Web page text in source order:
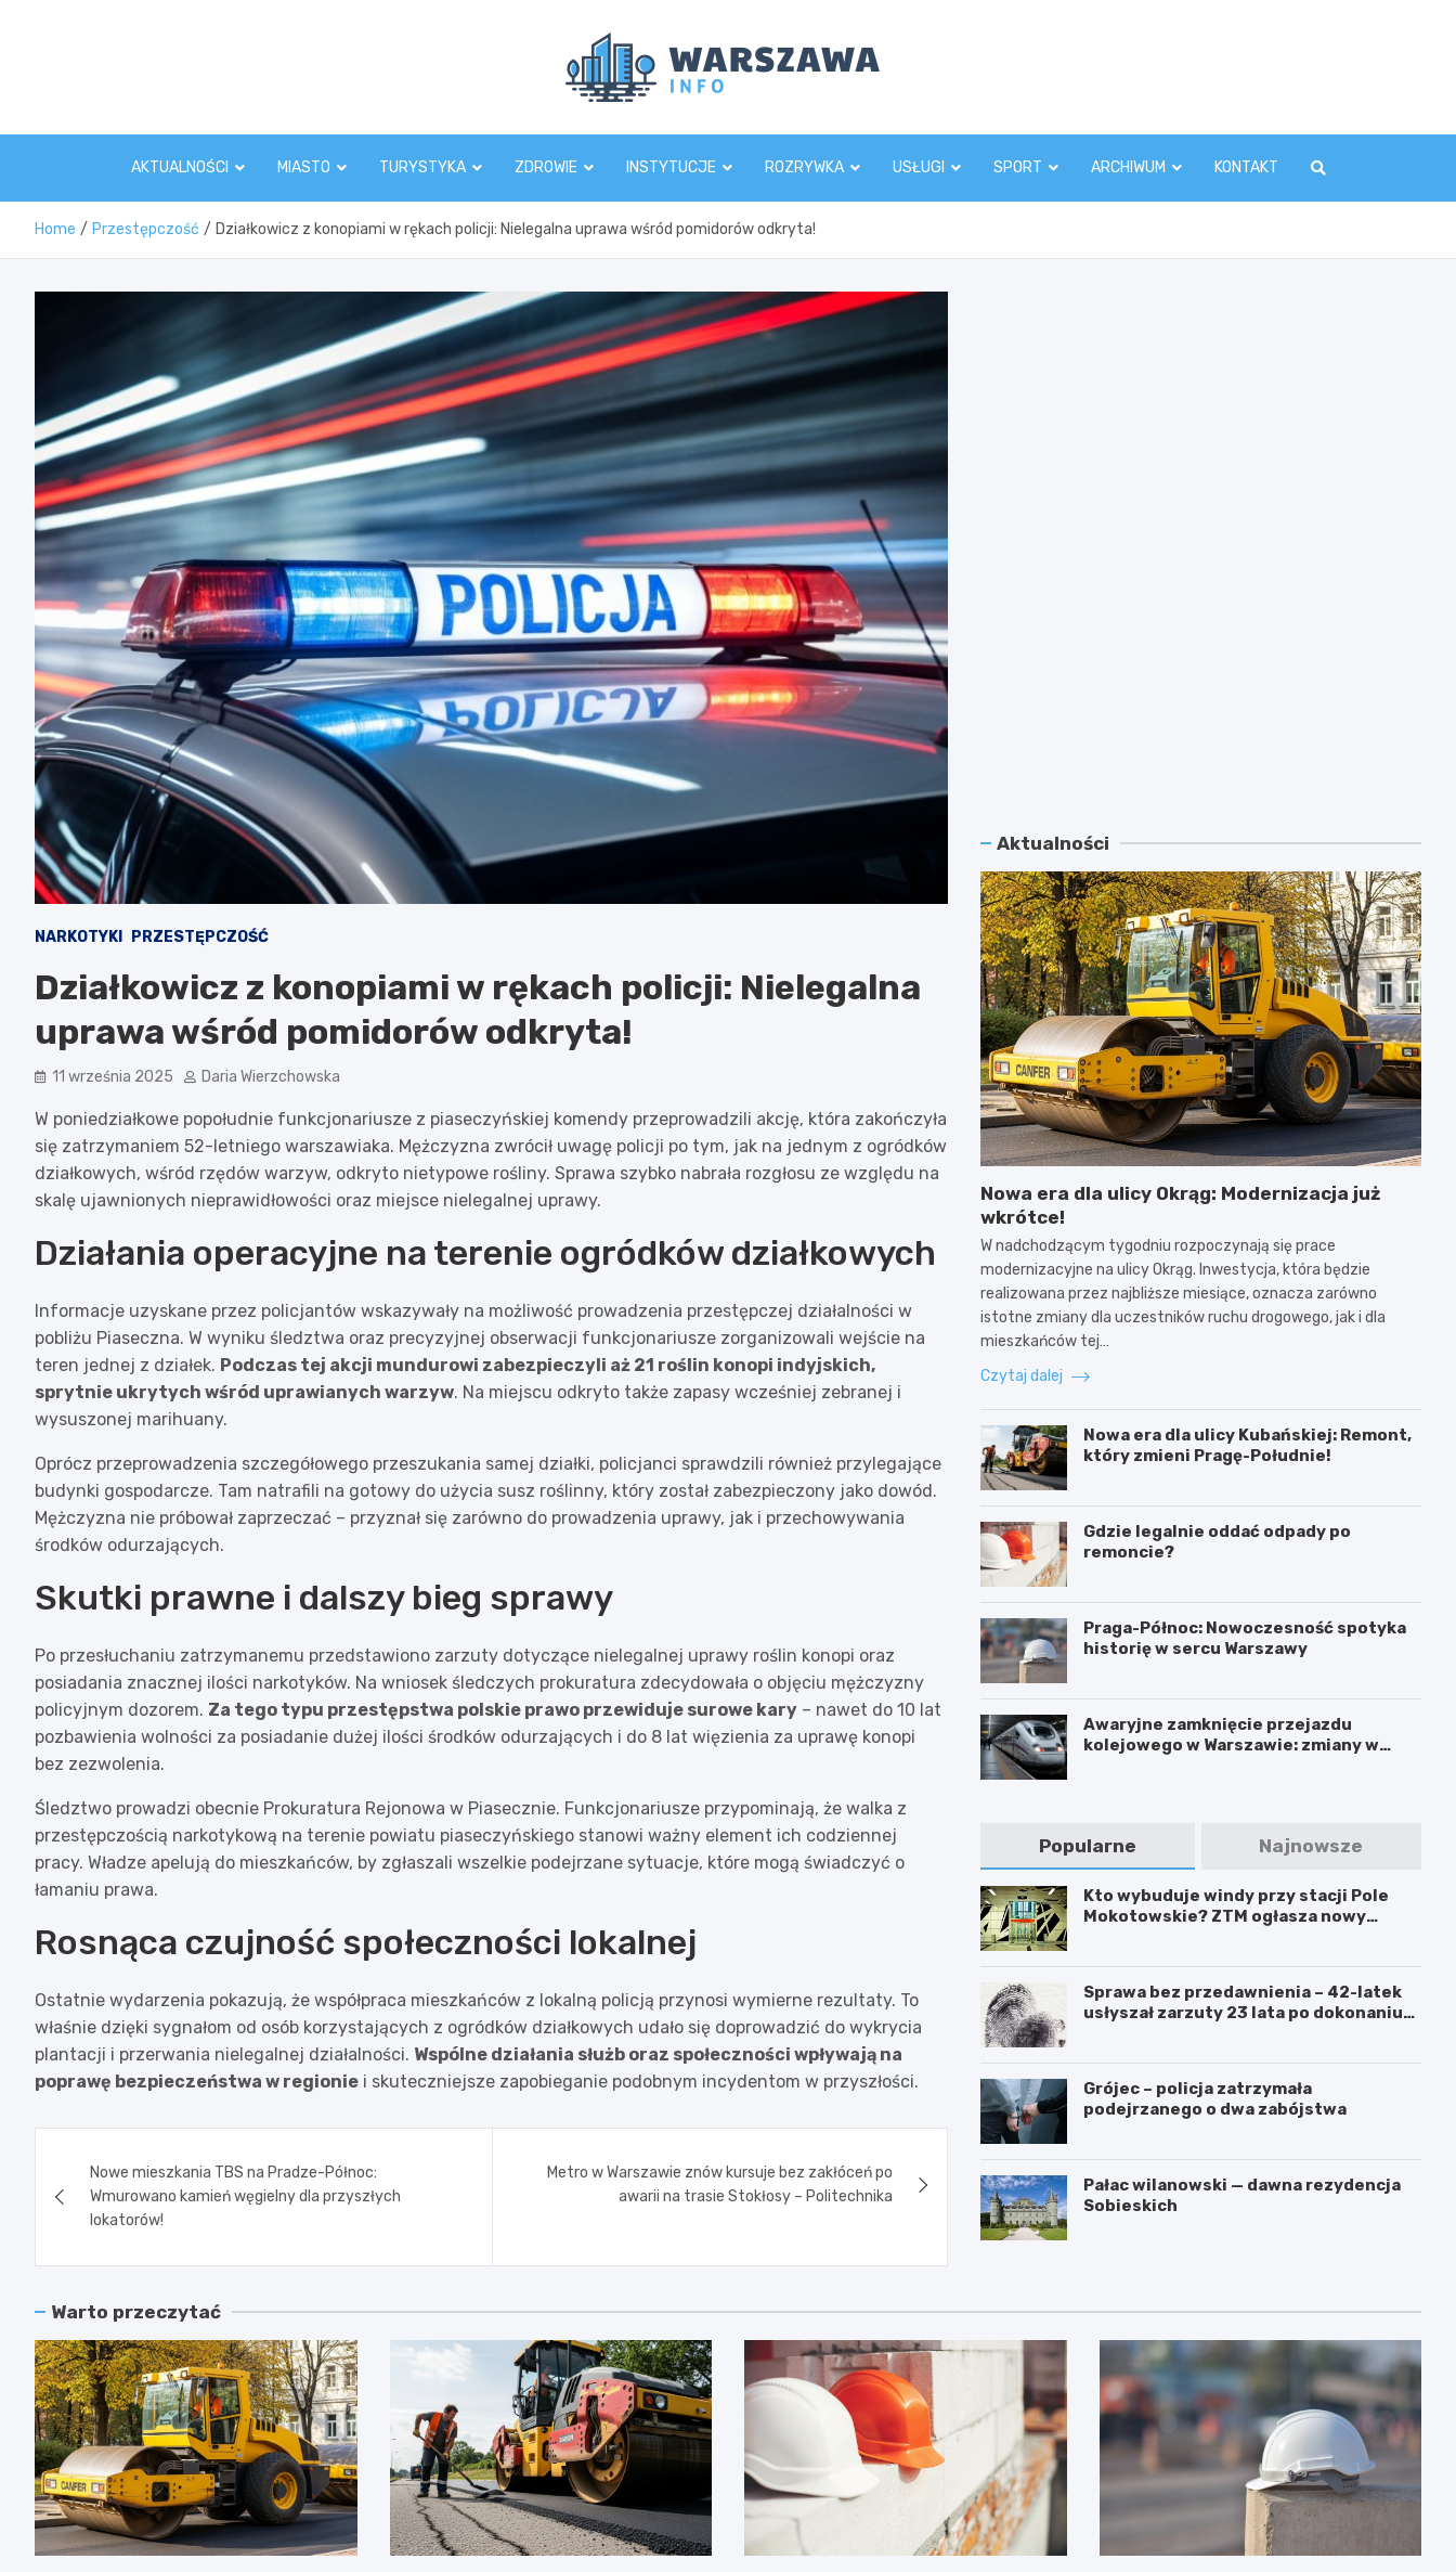
AKTUALNOŚCI MIASTO TURYSTYKA ZDROWIE INSTYTUCJE ROZRYWKA USŁUGI SPORT ARCHIWUM KONTAKT
Home Przestępczość Działkowicz z konopiami w rękach policji: Nielegalna uprawa wśród pomidorów odkryta!
NARKOTYKI PRZESTĘPCZOŚĆ
Działkowicz z konopiami w rękach policji: Nielegalna
uprawa wśród pomidorów odkryta!
11 września 2025 Daria Wierzchowska
W poniedziałkowe popołudnie funkcjonariusze z piaseczyńskiej komendy przeprowadzili akcję, która zakończyła
się zatrzymaniem 52-letniego warszawiaka. Mężczyzna zwrócił uwagę policji po tym, jak na jednym z ogródków
działkowych, wśród rzędów warzyw, odkryto nietypowe rośliny. Sprawa szybko nabrała rozgłosu ze względu na
skalę ujawnionych nieprawidłowości oraz miejsce nielegalnej uprawy.
Działania operacyjne na terenie ogródków działkowych
Informacje uzyskane przez policjantów wskazywały na możliwość prowadzenia przestępczej działalności w
pobliżu Piaseczna. W wyniku śledztwa oraz precyzyjnej obserwacji funkcjonariusze zorganizowali wejście na
teren jednej z działek. Podczas tej akcji mundurowi zabezpieczyli aż 21 roślin konopi indyjskich,
sprytnie ukrytych wśród uprawianych warzyw. Na miejscu odkryto także zapasy wcześniej zebranej i
wysuszonej marihuany.
Oprócz przeprowadzenia szczegółowego przeszukania samej działki, policjanci sprawdzili również przylegające
budynki gospodarcze. Tam natrafili na gotowy do użycia susz roślinny, który został zabezpieczony jako dowód.
Mężczyzna nie próbował zaprzeczać – przyznał się zarówno do prowadzenia uprawy, jak i przechowywania
środków odurzających.
Skutki prawne i dalszy bieg sprawy
Po przesłuchaniu zatrzymanemu przedstawiono zarzuty dotyczące nielegalnej uprawy roślin konopi oraz
posiadania znacznej ilości narkotyków. Na wniosek śledczych prokuratura zdecydowała o objęciu mężczyzny
policyjnym dozorem. Za tego typu przestępstwa polskie prawo przewiduje surowe kary – nawet do 10 lat
pozbawienia wolności za posiadanie dużej ilości środków odurzających i do 8 lat więzienia za uprawę konopi
bez zezwolenia.
Śledztwo prowadzi obecnie Prokuratura Rejonowa w Piasecznie. Funkcjonariusze przypominają, że walka z
przestępczością narkotykową na terenie powiatu piaseczyńskiego stanowi ważny element ich codziennej
pracy. Władze apelują do mieszkańców, by zgłaszali wszelkie podejrzane sytuacje, które mogą świadczyć o
łamaniu prawa.
Rosnąca czujność społeczności lokalnej
Ostatnie wydarzenia pokazują, że współpraca mieszkańców z lokalną policją przynosi wymierne rezultaty. To
właśnie dzięki sygnałom od osób korzystających z ogródków działkowych udało się doprowadzić do wykrycia
plantacji i przerwania nielegalnej działalności. Wspólne działania służb oraz społeczności wpływają na
poprawę bezpieczeństwa w regionie i skuteczniejsze zapobieganie podobnym incydentom w przyszłości.
wpisuNowe mieszkania TBS na Pradze-Północ:
Wmurowano kamień węgielny dla przyszłych
lokatorów!
Metro w Warszawie znów kursuje bez zakłóceń po
awarii na trasie Stokłosy – Politechnika
Aktualności
Nowa era dla ulicy Okrąg: Modernizacja już
wkrótce!
W nadchodzącym tygodniu rozpoczynają się prace
modernizacyjne na ulicy Okrąg. Inwestycja, która będzie
realizowana przez najbliższe miesiące, oznacza zarówno
istotne zmiany dla uczestników ruchu drogowego, jak i dla
mieszkańców tej…
Czytaj dalej
Nowa era dla ulicy Kubańskiej: Remont,
który zmieni Pragę-Południe!
Gdzie legalnie oddać odpady po
remoncie?
Praga-Północ: Nowoczesność spotyka
historię w sercu Warszawy
Awaryjne zamknięcie przejazdu
kolejowego w Warszawie: zmiany w
Popularne Najnowsze
Kto wybuduje windy przy stacji Pole
Mokotowskie? ZTM ogłasza nowy
Sprawa bez przedawnienia – 42-latek
usłyszał zarzuty 23 lata po dokonaniu
Grójec – policja zatrzymała
podejrzanego o dwa zabójstwa
Pałac wilanowski — dawna rezydencja
Sobieskich
Warto przeczytać